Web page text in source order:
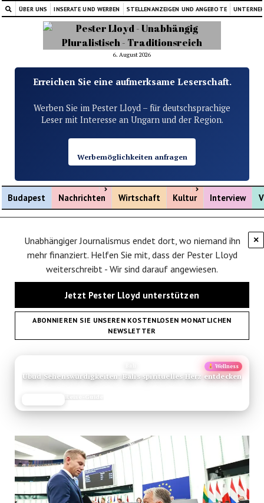
ÜBER UNS INSERATE UND WERBEN STELLENANZEIGEN UND ANGEBOTE
6. August 2026
Erreichen Sie eine aufmerksame Leserschaft.
Werben Sie im Pester Lloyd – für deutschsprachige
Leser mit Interesse an Ungarn und der Region.
Werbemöglichkeiten anfragen
Budapest Nachrichten
Menü öffnen
Wirtschaft Kultur
Menü öffnen
Interview
×
Unabhängiger Journalismus endet dort, wo niemand ihn
mehr finanziert. Helfen Sie mit, dass der Pester Lloyd
weiterschreibt - Wir sind darauf angewiesen.
Jetzt Pester Lloyd unterstützen
ABONNIEREN SIE UNSEREN KOSTENLOSEN MONATLICHEN
NEWSLETTER
Wellness
Ubud Sehenswürdigkeiten: Balis spirituelles Herz entdecken
Reise-Guide